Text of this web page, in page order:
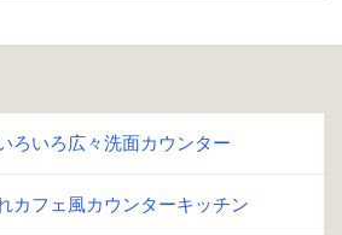
ろいろ広々洗面カウンター
カフェ風カウンターキッチン